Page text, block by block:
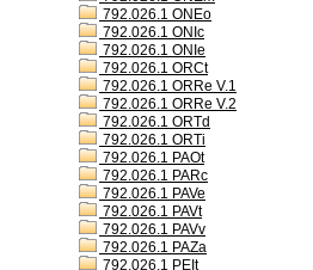
792.026.1 ONEo
792.026.1 ONIc
792.026.1 ONIe
792.026.1 ORCt
792.026.1 ORRe V.1
792.026.1 ORRe V.2
792.026.1 ORTd
792.026.1 ORTi
792.026.1 PAOt
792.026.1 PARc
792.026.1 PAVe
792.026.1 PAVt
792.026.1 PAVv
792.026.1 PAZa
792.026.1 PEIt